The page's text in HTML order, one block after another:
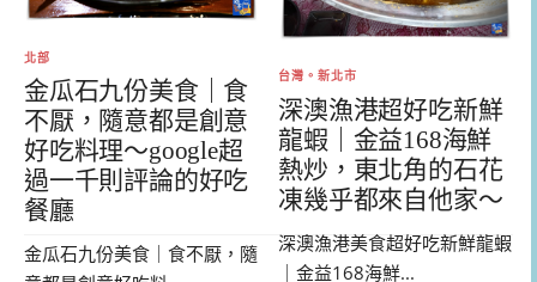
北部
金瓜石九份美食｜食
不厭，隨意都是創意
好吃料理～google超
過一千則評論的好吃
餐廳
金瓜石九份美食｜食不厭，隨
台灣。新北市
深澳漁港超好吃新鮮
龍蝦｜金益168海鮮
熱炒，東北角的石花
凍幾乎都來自他家～
深澳漁港美食超好吃新鮮龍蝦
｜金益168海鮮...